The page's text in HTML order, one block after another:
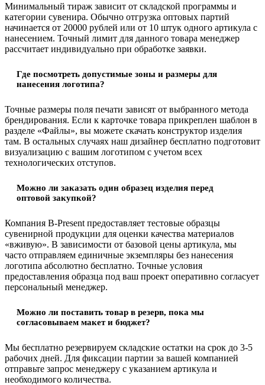
Минимальный тираж зависит от складской программы и
категории сувенира. Обычно отгрузка оптовых партий
начинается от 20000 рублей или от 10 штук одного артикула с
нанесением. Точный лимит для данного товара менеджер
рассчитает индивидуально при обработке заявки.
Где посмотреть допустимые зоны и размеры для
нанесения логотипа?
Точные размеры поля печати зависят от выбранного метода
брендирования. Если к карточке товара прикреплен шаблон в
разделе «Файлы», вы можете скачать конструктор изделия
там. В остальных случаях наш дизайнер бесплатно подготовит
визуализацию с вашим логотипом с учетом всех
технологических отступов.
Можно ли заказать один образец изделия перед
оптовой закупкой?
Компания B-Present предоставляет тестовые образцы
сувенирной продукции для оценки качества материалов
«вживую». В зависимости от базовой цены артикула, мы
часто отправляем единичные экземпляры без нанесения
логотипа абсолютно бесплатно. Точные условия
предоставления образца под ваш проект оперативно согласует
персональный менеджер.
Можно ли поставить товар в резерв, пока мы
согласовываем макет и бюджет?
Мы бесплатно резервируем складские остатки на срок до 3-5
рабочих дней. Для фиксации партии за вашей компанией
отправьте запрос менеджеру с указанием артикула и
необходимого количества.